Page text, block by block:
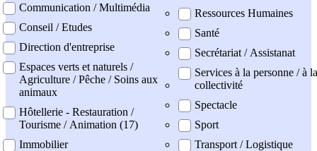
Communication / Multimédia
Conseil / Etudes
Direction d'entreprise
Espaces verts et naturels /
Agriculture / Pêche / Soins aux
animaux
Hôtellerie - Restauration /
Tourisme / Animation (17)
Immobilier
Ressources Humaines
Santé
Secrétariat / Assistanat
Services à la personne / à la
collectivité
Spectacle
Sport
Transport / Logistique